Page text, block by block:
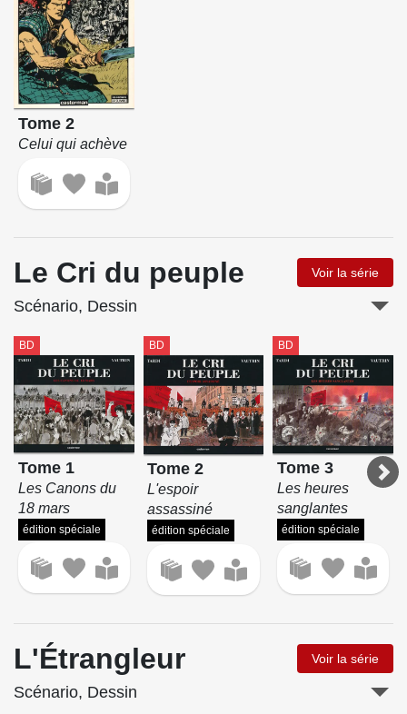
Tome 2
Celui qui achève
Le Cri du peuple Voir la série
Scénario, Dessin
BD
Tome 1
Les Canons du
18 mars
édition spéciale
BD
Tome 2
L'espoir
assassiné
édition spéciale
BD
Tome 3
Les heures
sanglantes
édition spéciale
L'Étrangleur Voir la série
Scénario, Dessin